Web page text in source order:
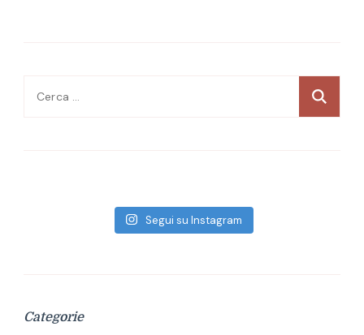
Ricerca
Segui su Instagram
Categorie